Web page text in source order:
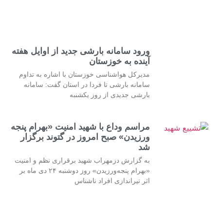
ورود سامانه بارشی جدید از اوایل هفته
آینده به خوزستان
مدیرکل هواشناسی خوزستان با اشاره به تداوم
سامانه بارشی تا فردا در استان گفت: سامانه
بارشی جدیدی از روز یکشنبه
مراسم وداع با شهید امنیت «بهرام پنجه
ورزیدن» صبح امروز در گتوند برگزار
شد
به گزارش دزمهراب شهید برقراری نظم و امنیت
«بهرام پنجه‌ورزیدن» روز دوشنبه ۲۴ دی ماه بر
اثر تیراندازی افراد ناشناس